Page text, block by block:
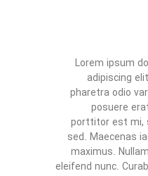
Lorem ipsum
adipiscing
pharetra odio
posuere
porttitor est mi,
sed. Maecenas
maximus.
eleifend nunc.